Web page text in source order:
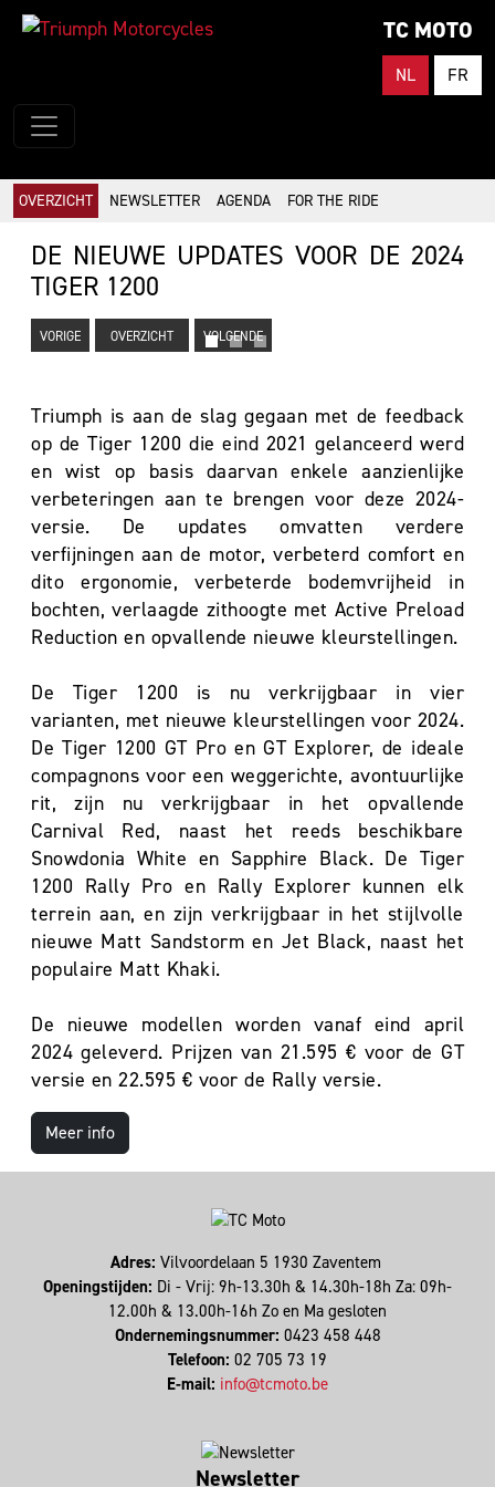
TC MOTO
NL FR
OVERZICHT NEWSLETTER AGENDA FOR THE RIDE
DE NIEUWE UPDATES VOOR DE 2024
TIGER 1200
VORIGE OVERZICHT VOLGENDE
Triumph is aan de slag gegaan met de feedback
op de Tiger 1200 die eind 2021 gelanceerd werd
en wist op basis daarvan enkele aanzienlijke
verbeteringen aan te brengen voor deze 2024-
versie. De updates omvatten verdere
verfijningen aan de motor, verbeterd comfort en
dito ergonomie, verbeterde bodemvrijheid in
bochten, verlaagde zithoogte met Active Preload
Reduction en opvallende nieuwe kleurstellingen.
De Tiger 1200 is nu verkrijgbaar in vier
varianten, met nieuwe kleurstellingen voor 2024.
De Tiger 1200 GT Pro en GT Explorer, de ideale
compagnons voor een weggerichte, avontuurlijke
rit, zijn nu verkrijgbaar in het opvallende
Carnival Red, naast het reeds beschikbare
Snowdonia White en Sapphire Black. De Tiger
1200 Rally Pro en Rally Explorer kunnen elk
terrein aan, en zijn verkrijgbaar in het stijlvolle
nieuwe Matt Sandstorm en Jet Black, naast het
populaire Matt Khaki.
De nieuwe modellen worden vanaf eind april
2024 geleverd. Prijzen van 21.595 € voor de GT
versie en 22.595 € voor de Rally versie.
Meer info
Adres: Vilvoordelaan 5 1930 Zaventem
Openingstijden: Di - Vrij: 9h-13.30h & 14.30h-18h Za: 09h-
12.00h & 13.00h-16h Zo en Ma gesloten
Ondernemingsnummer: 0423 458 448
Telefoon: 02 705 73 19
E-mail: info@tcmoto.be
Newsletter